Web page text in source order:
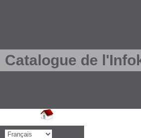
Catalogue de